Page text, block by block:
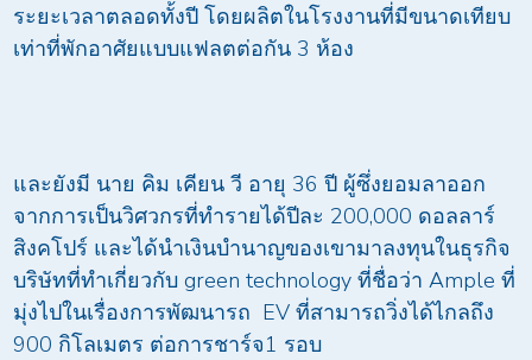
ระยะเวลาตลอดทั้งปี โดยผลิตในโรงงานที่มีขนาดเทียบ
เท่าที่พักอาศัยแบบแฟลตต่อกัน 3 ห้อง
และยังมี นาย คิม เคียน วี อายุ 36 ปี ผู้ซึ่งยอมลาออก
จากการเป็นวิศวกรที่ทำรายได้ปีละ 200,000 ดอลลาร์
สิงคโปร์ และได้นำเงินบำนาญของเขามาลงทุนในธุรกิจ
บริษัทที่ทำเกี่ยวกับ green technology ที่ชื่อว่า Ample ที่
มุ่งไปในเรื่องการพัฒนารถ EV ที่สามารถวิ่งได้ไกลถึง
900 กิโลเมตร ต่อการชาร์จ1 รอบ